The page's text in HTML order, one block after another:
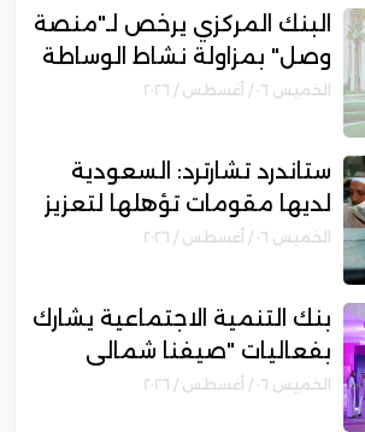
البنك المركزي يرخص لـ"منصة
وصل" بمزاولة نشاط الوساطة
الرقمية لجهات التمويل
الخميس ٠٦ / أغسطس / ٢٠٢٦
ستاندرد تشارترد: السعودية
لديها مقومات تؤهلها لتعزيز
مكانتها بمجال التمويل
الخميس ٠٦ / أغسطس / ٢٠٢٦
بنك التنمية الاجتماعية يشارك
بفعاليات "صيفنا شمالي
2026" لتمكين رواد الأعمالالخميس ٠٦ / أغسطس / ٢٠٢٦